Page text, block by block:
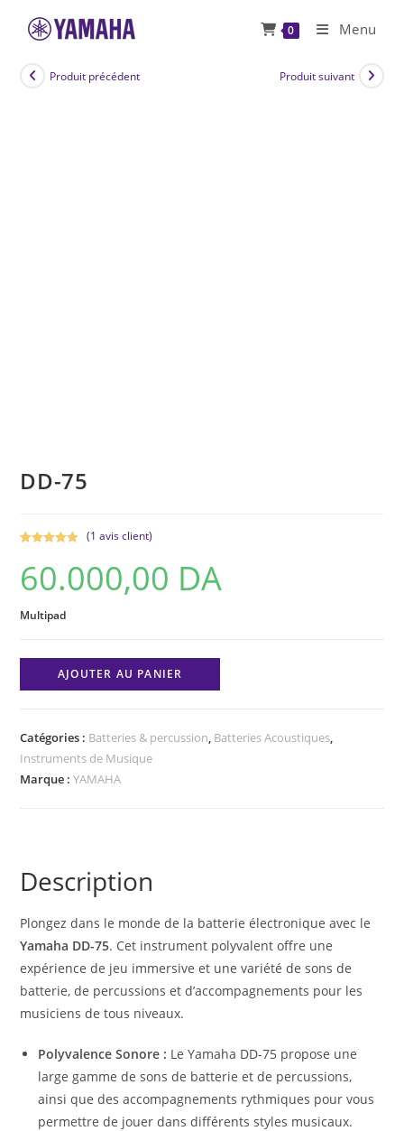
0 Menu
Produit précédent Produit suivant
DD-75
sur 5
basé sur
client
(1 avis client)
60.000,00 DA
Multipad
quantité
de
75
AJOUTER AU PANIER
Catégories : Batteries & percussion Batteries Acoustiques
Instruments de Musique
Marque :YAMAHA
Description
Plongez dans le monde de la batterie électronique avec le
Yamaha DD-75. Cet instrument polyvalent offre une
expérience de jeu immersive et une variété de sons de
batterie, de percussions et d’accompagnements pour les
musiciens de tous niveaux.
Polyvalence Sonore : Le Yamaha DD-75 propose une
large gamme de sons de batterie et de percussions,
ainsi que des accompagnements rythmiques pour vous
permettre de jouer dans différents styles musicaux.